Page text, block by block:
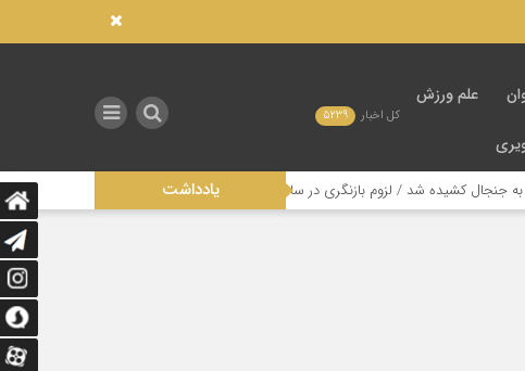
علم ورزش
کل اخبار 5239
یادداشت
کشیده شد / لزوم بازنگری در ساختار مدیریتی این رشته تاثیر عدالت در